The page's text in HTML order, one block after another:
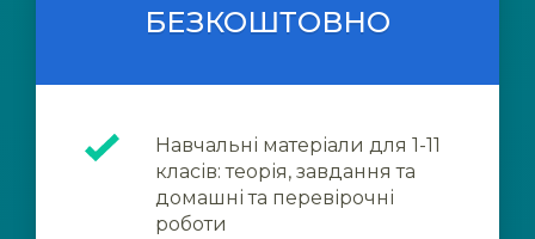
БЕЗКОШТОВНО
Навчальні матеріали для 1-11
класів: теорія, завдання та
домашні та перевірочні
роботи